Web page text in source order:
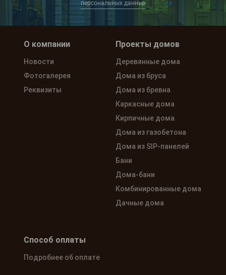
персональных данных
О компании
Новости
Фотогалерея
Реквизиты
Проекты домов
Деревянные дома
Дома из бруса
Дома из бревна
Каркасные дома
Кирпичные дома
Дома из газобетона
Дома из SIP-панелей
Бани
Дома-бани
Комбинированные дома
Дачные дома
Способ оплаты
Подробнее об оплате